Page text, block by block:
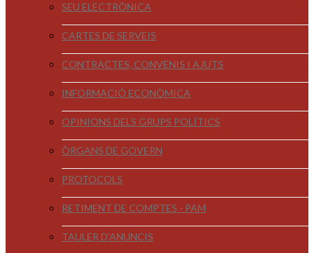
SEU ELECTRÒNICA
CARTES DE SERVEIS
CONTRACTES, CONVENIS I AJUTS
INFORMACIÓ ECONÒMICA
OPINIONS DELS GRUPS POLÍTICS
ÒRGANS DE GOVERN
PROTOCOLS
RETIMENT DE COMPTES - PAM
TAULER D'ANUNCIS